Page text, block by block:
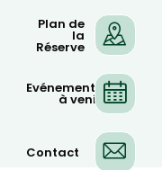
Plan de
la
Réserve
Evénements
à venir
Contact